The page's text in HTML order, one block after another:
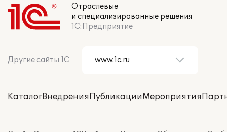
Отраслевые
и специализированные решения
1С:Предприятие
Другие сайты 1С
КаталогВнедренияПубликацииМероприятия